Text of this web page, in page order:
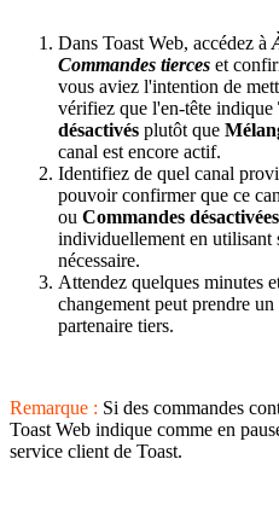
Dans Toast Web, accédez à
Commandes tierces et
vous aviez l'intention de
vérifiez que l'en-tête indique
désactivés plutôt que
canal est encore actif.
Identifiez de quel canal
pouvoir confirmer que ce
ou Commandes désactivées
individuellement en utilisant
nécessaire.
Attendez quelques minutes
changement peut prendre
partenaire tiers.
Remarque : Si des commandes
Toast Web indique comme en
service client de Toast.